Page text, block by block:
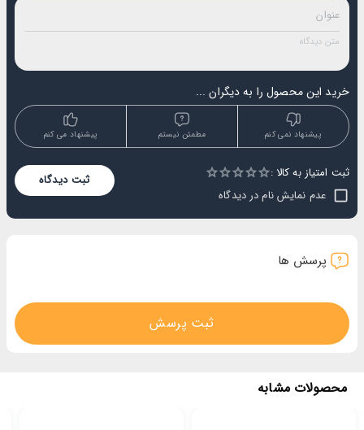
خرید این محصول را به دیگران ...
پیشنهاد می کنم مطمئن نیستم پیشنهاد نمی کنم
ثبت امتیاز به کالا :
1 Star
2 Stars
3 Stars
4 Stars
5 Stars
Empty
عدم نمایش نام در دیدگاه
ثبت دیدگاه
پرسش ها
ثبت پرسش
محصولات مشابه